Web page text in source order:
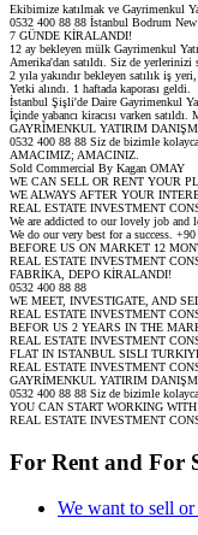
Ekibimize katılmak ve Gayrimenkul
0532 400 88 88 İstanbul Bodrum
7 GÜNDE KİRALANDI!
12 ay bekleyen mülk Gayrimenkul
Amerika'dan satıldı. Siz de
2 yıla yakındır bekleyen satılık iş
Yetki alındı. 1 haftada kaporası geldi.
İstanbul Şişli'de Daire Gayrimenkul
İçinde yabancı kiracısı varken
GAYRİMENKUL YATIRIM
0532 400 88 88 Siz de bizimle
AMACIMIZ; AMACINIZ.
Sold Commercial By Kagan OMAY
WE CAN SELL OR RENT YOUR
WE ALWAYS AFTER YOUR
REAL ESTATE INVESTMENT
We are addicted to our lovely job and
We do our very best for a success.
BEFORE US ON MARKET 12
REAL ESTATE INVESTMENT
FABRİKA, DEPO KİRALANDI!
0532 400 88 88
WE MEET, INVESTIGATE, AND
REAL ESTATE INVESTMENT
BEFOR US 2 YEARS IN THE
REAL ESTATE INVESTMENT
FLAT IN ISTANBUL SISLI
REAL ESTATE INVESTMENT
GAYRİMENKUL YATIRIM
0532 400 88 88 Siz de bizimle
YOU CAN START WORKING
REAL ESTATE INVESTMENT
For Rent and For
We want to sell